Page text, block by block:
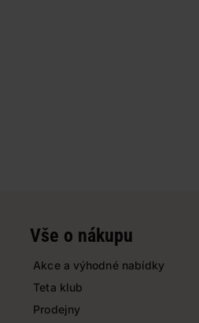
Vše o nákupu
Akce a výhodné nabídky
Teta klub
Prodejny